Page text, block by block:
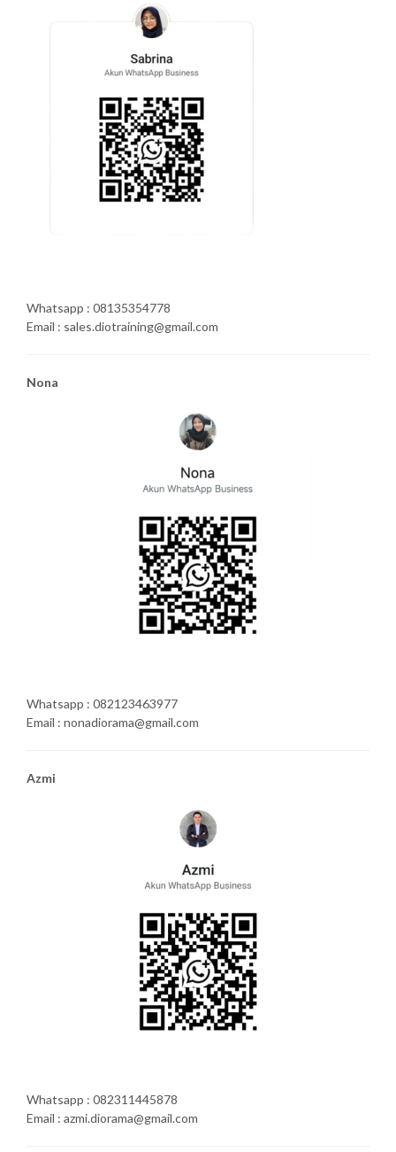
Whatsapp : 08135354778
Email : sales.diotraining@gmail.com
Nona
Whatsapp : 082123463977
Email : nonadiorama@gmail.com
Azmi
Whatsapp : 082311445878
Email : azmi.diorama@gmail.com